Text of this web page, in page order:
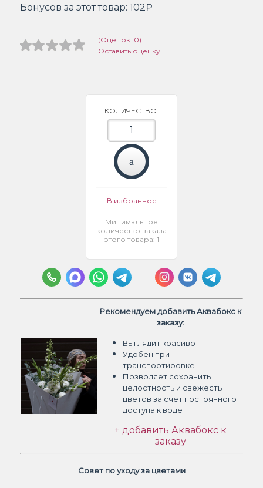
Бонусов за этот товар: 102₽
(Оценок: 0)
Оставить оценку
КОЛИЧЕСТВО:
В избранное
Минимальное
количество заказа
этого товара: 1
Рекомендуем добавить Аквабокс к
заказу:
Выглядит красиво
Удобен при
транспортировке
Позволяет сохранить
целостность и свежесть
цветов за счет постоянного
доступа к воде
+ добавить Аквабокс к
заказу
Совет по уходу за цветами